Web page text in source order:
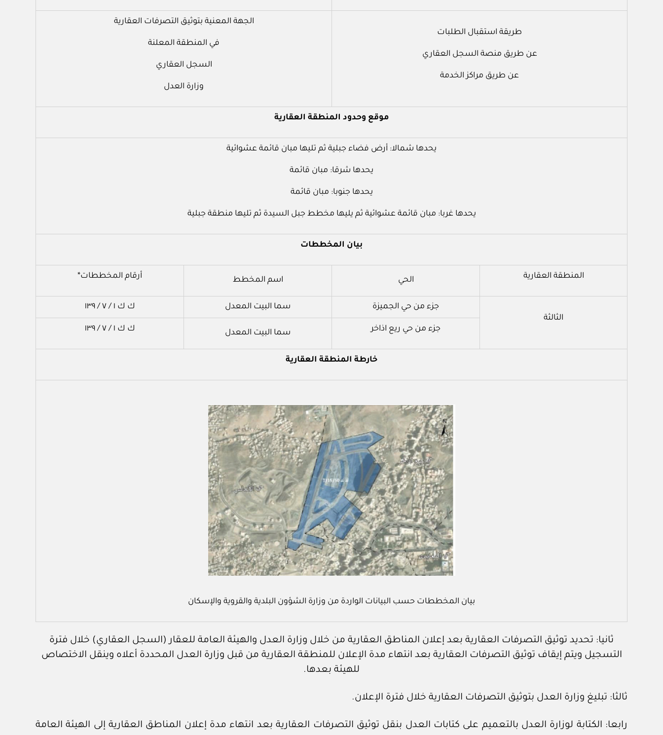
طريقة استقبال الطلبات
عن طريق منصة السجل العقاري
عن طريق مراكز الخدمة
الجهة المعنية بتوثيق التصرفات العقارية
في المنطقة المعلنة
السجل العقاري
وزارة العدل
‌موقع وحدود المنطقة العقارية
يحدها شمالا: أرض فضاء جبلية ثم تليها مبان قائمة عشوائية
يحدها شرقا: مبان قائمة
يحدها جنوبا: مبان قائمة
يحدها غربا: مبان قائمة عشوائية ثم يليها مخطط جبل السيدة ثم تليها منطقة جبلية
بيان المخططات
المنطقة العقارية الحي اسم المخطط أرقام المخططات*
الثالثة
جزء من حي الجميزة سما البيت المعدل ك ك ١ / ٧ / ١٣٩
جزء من حي ريع اذاخر سما البيت المعدل ك ك ١ / ٧ / ١٣٩
خارطة المنطقة العقارية
بيان المخططات حسب البيانات الواردة من وزارة الشؤون البلدية والقروية والإسكان
ثانيا: تحديد توثيق التصرفات العقارية بعد إعلان المناطق العقارية من خلال وزارة العدل والهيئة العامة للعقار (السجل العقاري) خلال فترة
التسجيل ويتم إيقاف توثيق التصرفات العقارية بعد انتهاء مدة الإعلان للمنطقة العقارية من قبل وزارة العدل المحددة أعلاه وينقل الاختصاص
للهيئة بعدها.
ثالثا: تبليغ وزارة العدل بتوثيق التصرفات العقارية خلال فترة الإعلان.
رابعا: الكتابة لوزارة العدل بالتعميم على كتابات العدل بنقل توثيق التصرفات العقارية بعد انتهاء مدة إعلان المناطق العقارية إلى الهيئة العامة